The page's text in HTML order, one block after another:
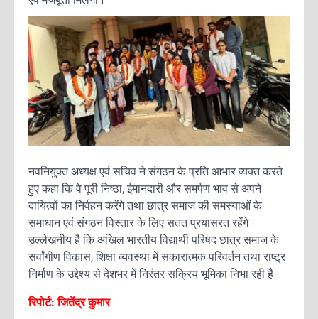
नवनियुक्त अध्यक्ष एवं सचिव ने संगठन के प्रति आभार व्यक्त करते
हुए कहा कि वे पूरी निष्ठा, ईमानदारी और समर्पण भाव से अपने
दायित्वों का निर्वहन करेंगे तथा छात्र समाज की समस्याओं के
समाधान एवं संगठन विस्तार के लिए सतत प्रयासरत रहेंगे।
उल्लेखनीय है कि अखिल भारतीय विद्यार्थी परिषद छात्र समाज के
सर्वांगीण विकास, शिक्षा व्यवस्था में सकारात्मक परिवर्तन तथा राष्ट्र
निर्माण के उद्देश्य से देशभर में निरंतर सक्रिय भूमिका निभा रही है।
रिपोर्ट: जितेंद्र कुमार